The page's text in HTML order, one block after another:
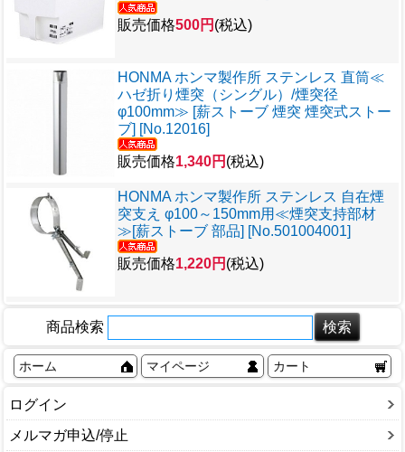
販売価格500円 (税込)
HONMA ホンマ製作所 ステンレス 直筒≪
ハゼ折り煙突（シングル）/煙突径
φ100mm≫ [薪ストーブ 煙突 煙突式ストー
ブ] [No.12016]
販売価格1,340円 (税込)
HONMA ホンマ製作所 ステンレス 自在煙
突支え φ100～150mm用≪煙突支持部材
≫[薪ストーブ 部品] [No.501004001]
販売価格1,220円 (税込)
商品検索
ホーム マイページ カート
ログイン
メルマガ申込/停止